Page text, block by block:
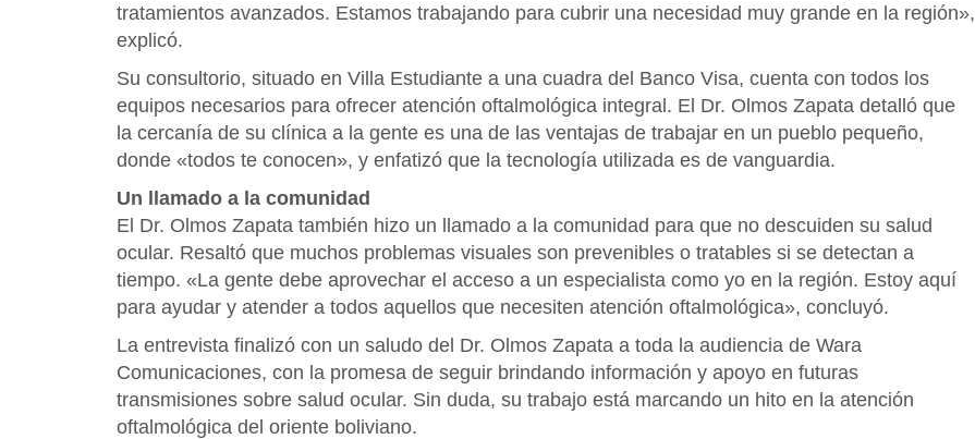
tratamientos avanzados. Estamos trabajando para cubrir una necesidad muy grande en la región»,
explicó.
Su consultorio, situado en Villa Estudiante a una cuadra del Banco Visa, cuenta con todos los
equipos necesarios para ofrecer atención oftalmológica integral. El Dr. Olmos Zapata detalló que
la cercanía de su clínica a la gente es una de las ventajas de trabajar en un pueblo pequeño,
donde «todos te conocen», y enfatizó que la tecnología utilizada es de vanguardia.
Un llamado a la comunidad
El Dr. Olmos Zapata también hizo un llamado a la comunidad para que no descuiden su salud
ocular. Resaltó que muchos problemas visuales son prevenibles o tratables si se detectan a
tiempo. «La gente debe aprovechar el acceso a un especialista como yo en la región. Estoy aquí
para ayudar y atender a todos aquellos que necesiten atención oftalmológica», concluyó.
La entrevista finalizó con un saludo del Dr. Olmos Zapata a toda la audiencia de Wara
Comunicaciones, con la promesa de seguir brindando información y apoyo en futuras
transmisiones sobre salud ocular. Sin duda, su trabajo está marcando un hito en la atención
oftalmológica del oriente boliviano.